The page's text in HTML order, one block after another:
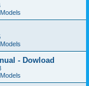
- Dowload